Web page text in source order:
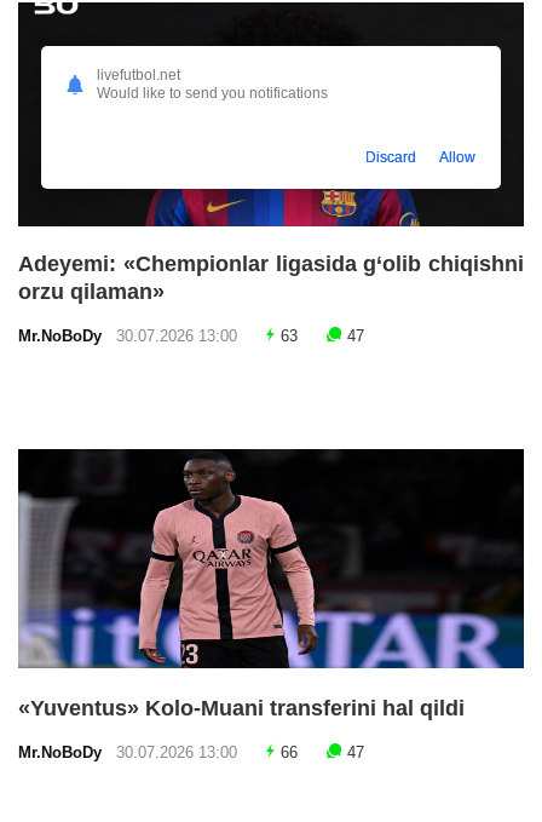
Adeyemi: «Chempionlar ligasida g‘olib chiqishni
orzu qilaman»
Mr.NoBoDy 30.07.2026 13:00 63 47
«Yuventus» Kolo-Muani transferini hal qildi
Mr.NoBoDy 30.07.2026 13:00 66 47
livefutbol.net
Would like to send you notifications
Discard Allow